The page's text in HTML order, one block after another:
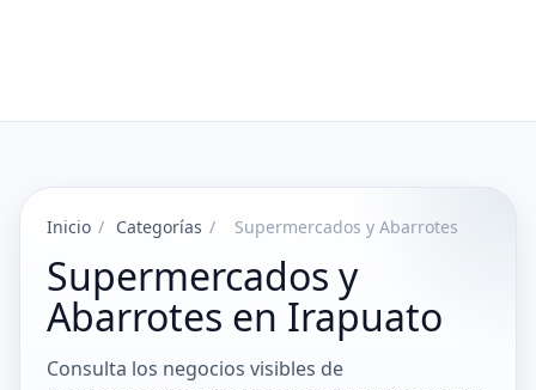
Inicio / Categorías / Supermercados y Abarrotes
Supermercados y
Abarrotes en Irapuato
Consulta los negocios visibles de